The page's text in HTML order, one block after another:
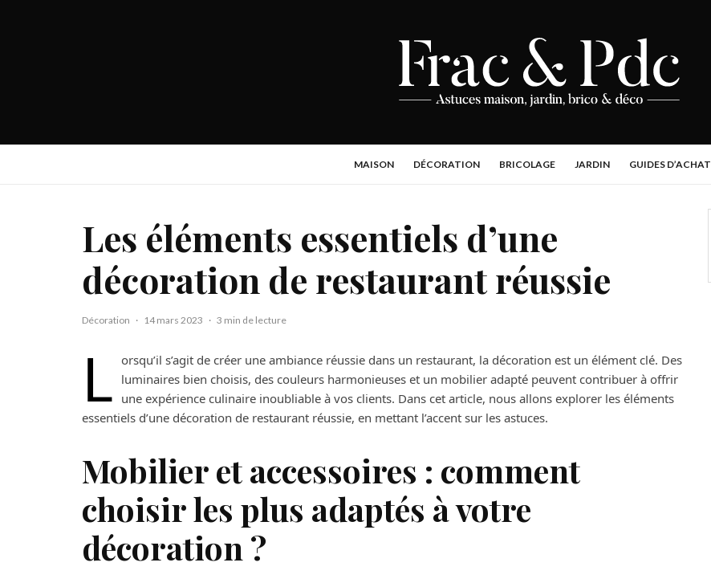
MAISON DÉCORATION BRICOLAGE JARDIN GUIDES D’ACHAT
Les éléments essentiels d’une
décoration de restaurant réussie
Décoration · 14 mars 2023 · 3 min de lecture
L orsqu’il s’agit de créer une ambiance réussie dans un restaurant, la décoration est un élément clé. Des
luminaires bien choisis, des couleurs harmonieuses et un mobilier adapté peuvent contribuer à offrir
une expérience culinaire inoubliable à vos clients. Dans cet article, nous allons explorer les éléments
essentiels d’une décoration de restaurant réussie, en mettant l’accent sur les astuces.
Mobilier et accessoires : comment
choisir les plus adaptés à votre
décoration ?